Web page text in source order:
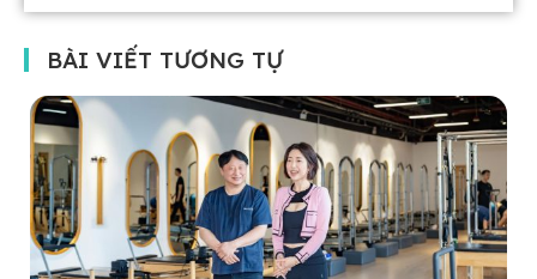
BÀI VIẾT TƯƠNG TỰ